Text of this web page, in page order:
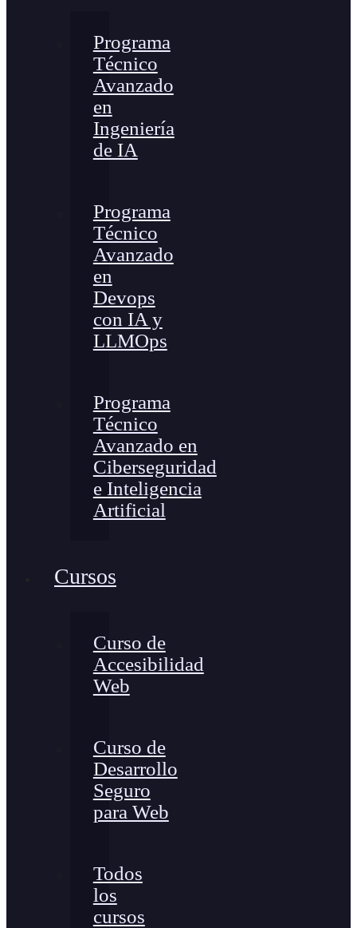
Programa
Técnico
Avanzado
en
Ingeniería
de IA
Programa
Técnico
Avanzado
en
Devops
con IA y
LLMOps
Programa
Técnico
Avanzado en
Ciberseguridad
e Inteligencia
Artificial
Cursos
Curso de
Accesibilidad
Web
Curso de
Desarrollo
Seguro
para Web
Todos
los
cursos